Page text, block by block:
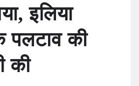
इलिया
पलटाव की
की